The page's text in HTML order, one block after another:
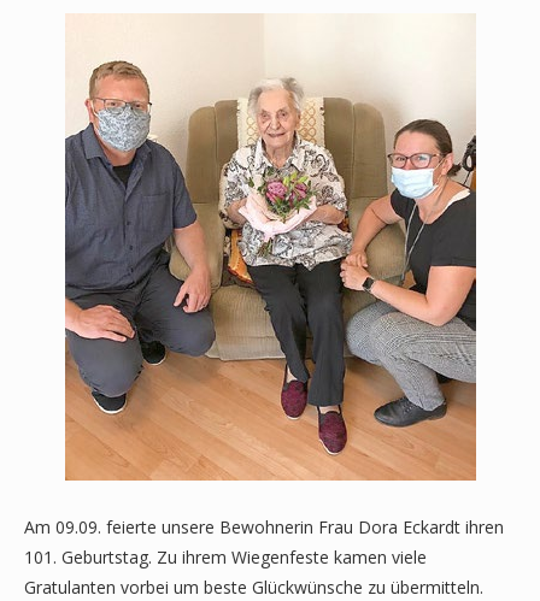
Am 09.09. feierte unsere Bewohnerin Frau Dora Eckardt ihren
101. Geburtstag. Zu ihrem Wiegenfeste kamen viele
Gratulanten vorbei um beste Glückwünsche zu übermitteln.